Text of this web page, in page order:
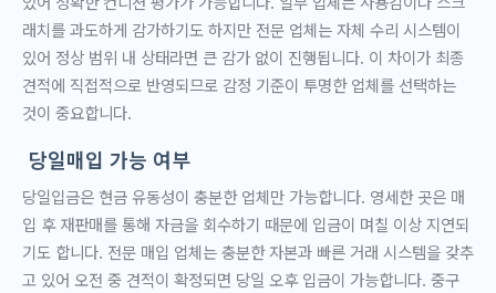
래치를 과도하게 감가하기도 하지만 전문 업체는 자체 수리 시스템이
있어 정상 범위 내 상태라면 큰 감가 없이 진행됩니다. 이 차이가 최종
견적에 직접적으로 반영되므로 감정 기준이 투명한 업체를 선택하는
것이 중요합니다.
당일매입 가능 여부
당일입금은 현금 유동성이 충분한 업체만 가능합니다. 영세한 곳은 매
입 후 재판매를 통해 자금을 회수하기 때문에 입금이 며칠 이상 지연되
기도 합니다. 전문 매입 업체는 충분한 자본과 빠른 거래 시스템을 갖추
고 있어 오전 중 견적이 확정되면 당일 오후 입금이 가능합니다. 중구